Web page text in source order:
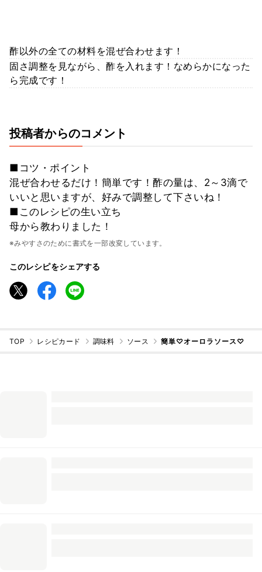
酢以外の全ての材料を混ぜ合わせます！
固さ調整を見ながら、酢を入れます！なめらかになった
ら完成です！
投稿者からのコメント
■コツ・ポイント
混ぜ合わせるだけ！簡単です！酢の量は、2～3滴で
いいと思いますが、好みで調整して下さいね！
■このレシピの生い立ち
母から教わりました！
※みやすさのために書式を一部改変しています。
このレシピをシェアする
TOP レシピカード 調味料 ソース 簡単♡オーロラソース♡